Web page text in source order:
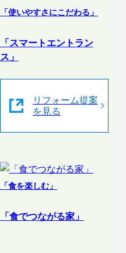
「使いやすさにこだわる」
「スマートエントラン
ス」
リフォーム提案
を見る
「食を楽しむ」
「食でつながる家」